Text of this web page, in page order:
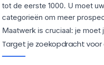
tot de eerste 1000. U moet
categorieën om meer
Maatwerk is cruciaal: je moet
Target je zoekopdracht